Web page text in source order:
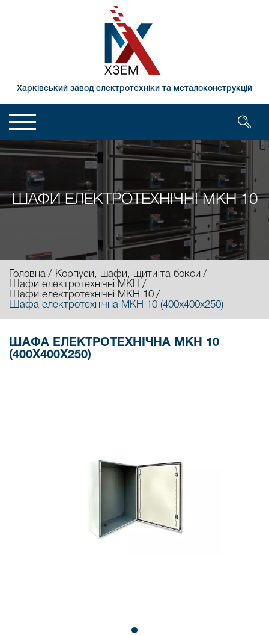
Харківський завод електротехніки та металоконструкцій
ШАФИ ЕЛЕКТРОТЕХНІЧНІ МКН 10
Головна
Корпуси, шафи, щити та бокси
Шафи електротехнічні МКН
Шафи електротехнічні МКН 10
Шафа електротехнічна МКН 10 (400х400х250)
ШАФА ЕЛЕКТРОТЕХНІЧНА МКН 10
(400Х400Х250)